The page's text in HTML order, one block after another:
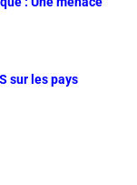
sur les pays